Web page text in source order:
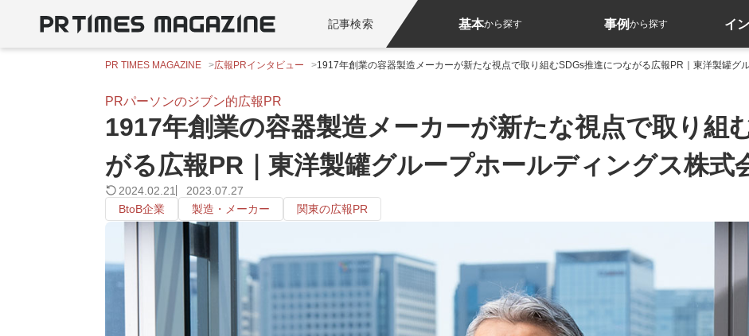
記事検索 基本から探す 事例から探す イ
PR TIMES MAGAZINE 広報PRインタビュー 1917年創業の容器製造メーカーが新たな視点で取り組むSDGs推進につながる広報PR｜東洋製罐グ
PRパーソンのジブン的広報PR
1917年創業の容器製造メーカーが新たな視点で取り組
がる広報PR｜東洋製罐グループホールディングス株式
2024.02.21
2023.07.27
BtoB企業
製造・メーカー 関東の広報PR